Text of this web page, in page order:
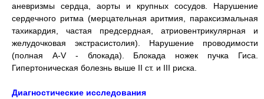
аневризмы сердца, аорты и крупных сосудов. Нарушение
сердечного ритма (мерцательная аритмия, параксизмальная
тахикардия, частая предсердная, атриовентрикулярная и
желудочковая экстрасистолия). Нарушение проводимости
(полная А-V - блокада). Блокада ножек пучка Гиса.
Гипертоническая болезнь выше II ст. и III риска.
Диагностические исследования